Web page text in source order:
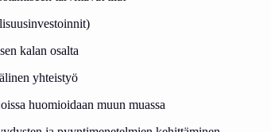
kalan osalta
yhteistyö
huomioidaan muun muassa